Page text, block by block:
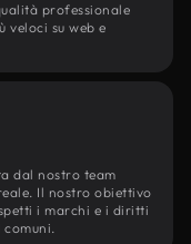
professionale
veloci su web e
dal nostro team
Il nostro obiettivo
i marchi e i diritti